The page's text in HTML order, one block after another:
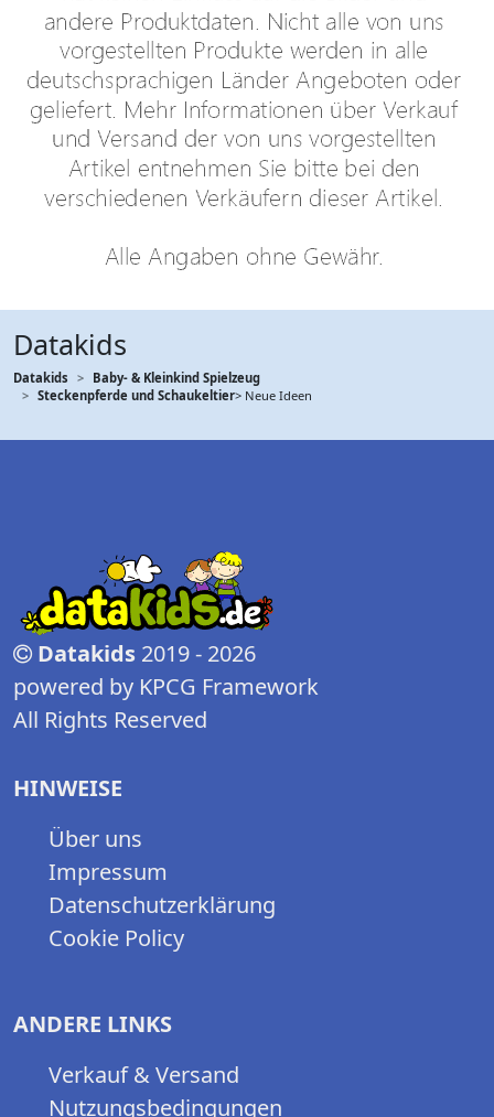
Datakids
Datakids
Baby- & Kleinkind Spielzeug
Steckenpferde und Schaukeltier> Neue Ideen
Datakids 2019 - 2026
powered by KPCG Framework
All Rights Reserved
HINWEISE
Über uns
Impressum
Datenschutzerklärung
Cookie Policy
ANDERE LINKS
Verkauf & Versand
Nutzungsbedingungen